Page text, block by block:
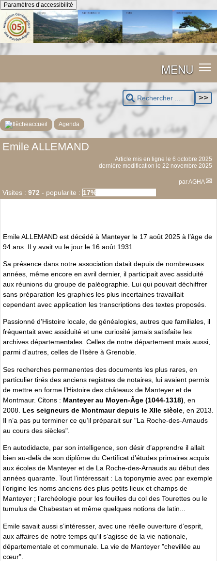
Panneau de gestion des cookies
Paramètres d’accessibilité
MENU
accueil Agenda
Emile ALLEMAND
Article mis en ligne le 6 octobre 2025
dernière modification le 22 novembre 2025
parAGHA
Visites : 972 - popularite : 17%
Emile ALLEMAND est décédé à Manteyer le 17 août 2025 à l’âge de
94 ans. Il y avait vu le jour le 16 août 1931.
Sa présence dans notre association datait depuis de nombreuses
années, même encore en avril dernier, il participait avec assiduité
aux réunions du groupe de paléographie. Lui qui pouvait déchiffrer
sans préparation les graphies les plus incertaines travaillait
cependant avec application les transcriptions des textes proposés.
Passionné d’Histoire locale, de généalogies, autres que familiales, il
fréquentait avec assiduité et une curiosité jamais satisfaite les
archives départementales. Celles de notre département mais aussi,
parmi d’autres, celles de l’Isère à Grenoble.
Ses recherches permanentes des documents les plus rares, en
particulier tirés des anciens registres de notaires, lui avaient permis
de mettre en forme l’Histoire des châteaux de Manteyer et de
Montmaur. Citons : Manteyer au Moyen-Âge (1044-1318) , en
2008. Les seigneurs de Montmaur depuis le XIIe siècle , en 2013.
Il n’a pas pu terminer ce qu’il préparait sur "La Roche-des-Arnauds
au cours des siècles".
En autodidacte, par son intelligence, son désir d’apprendre il allait
bien au-delà de son diplôme du Certificat d’études primaires acquis
aux écoles de Manteyer et de La Roche-des-Arnauds au début des
années quarante. Tout l’intéressait : La toponymie avec par exemple
l’origine les noms anciens des plus petits lieux et champs de
Manteyer ; l’archéologie pour les fouilles du col des Tourettes ou le
tumulus de Chabestan et même quelques notions de latin...
Emile savait aussi s’intéresser, avec une réelle ouverture d’esprit,
aux affaires de notre temps qu’il s’agisse de la vie nationale,
départementale et communale. La vie de Manteyer "chevillée au
cœur".